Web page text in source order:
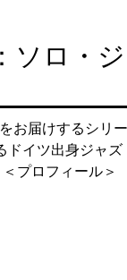
ソロ・ジ
お届けするシリー
ドイツ出身ジャズ
プロフィール＞